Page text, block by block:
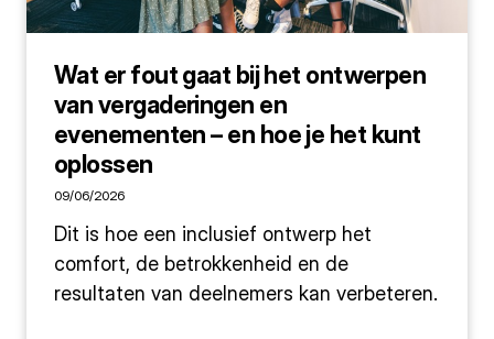
Wat er fout gaat bij het ontwerpen
van vergaderingen en
evenementen – en hoe je het kunt
oplossen
09/06/2026
Dit is hoe een inclusief ontwerp het
comfort, de betrokkenheid en de
resultaten van deelnemers kan verbeteren.